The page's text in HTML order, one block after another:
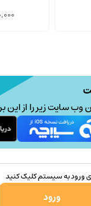
سایت زیر را از این
ورود به سیستم کلیک کنید
ورود